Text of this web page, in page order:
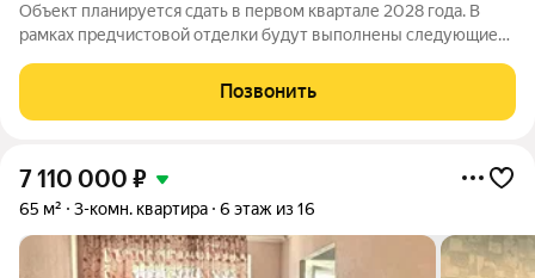
Объект планируется сдать в первом квартале 2028 года. В
рамках предчистовой отделки будут выполнены следующие
разводка с установкой розеток и выключателей, выполнена
подготовка к монтажу
Позвонить
7 110 000 ₽
65 м² 3-комн. квартира 6 этаж из 16